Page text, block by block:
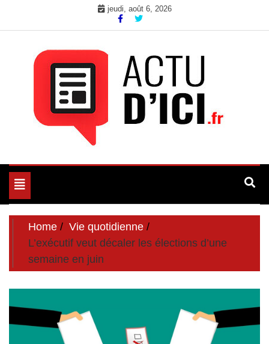
jeudi, août 6, 2026
Actu d'Ici
Toggle
navigation
Home
Vie quotidienne
L’exécutif veut décaler les élections d’une
semaine en juin